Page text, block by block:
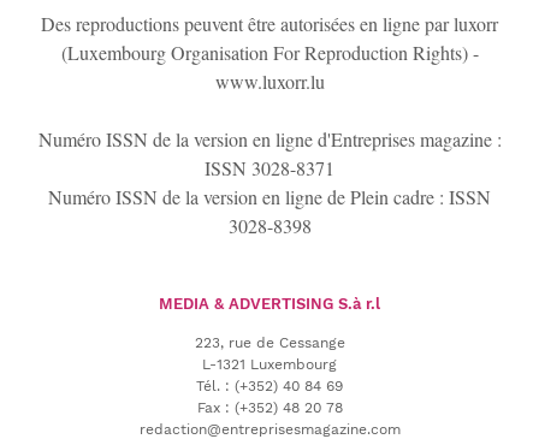
Des reproductions peuvent être autorisées en ligne par luxorr
(Luxembourg Organisation For Reproduction Rights) -
www.luxorr.lu
Numéro ISSN de la version en ligne d'Entreprises magazine :
ISSN 3028-8371
Numéro ISSN de la version en ligne de Plein cadre : ISSN
3028-8398
MEDIA & ADVERTISING S.à r.l
223, rue de Cessange
L-1321 Luxembourg
Tél. : (+352) 40 84 69
Fax : (+352) 48 20 78
redaction@entreprisesmagazine.com